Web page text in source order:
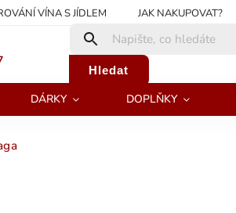
VÍNA S JÍDLEM JAK NAKUPOVAT?
Hledat
DÁRKY DOPLŇKY